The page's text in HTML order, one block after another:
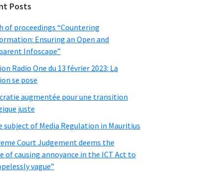
Posts
of proceedings “Countering
Ensuring an Open and
Infoscape”
Radio One du 13 février 2023: La
se pose
augmentée pour une transition
juste
subject of Media Regulation in Mauritius
Court Judgement deems the
of causing annoyance in the ICT Act to
vague”